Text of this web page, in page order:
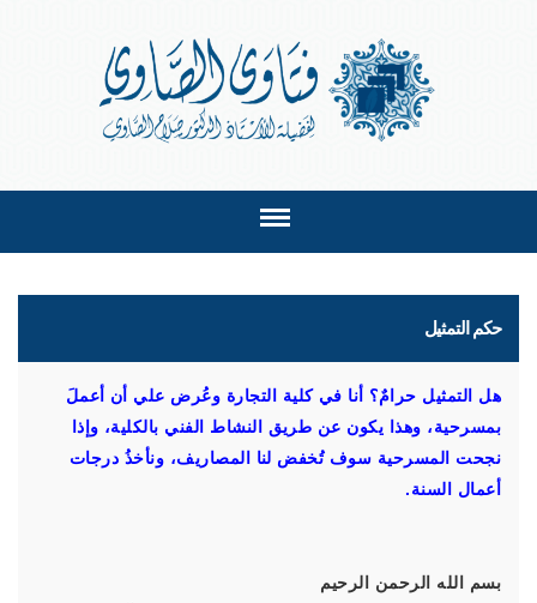
حكم التمثيل
هل التمثيل حرامٌ؟ أنا في كلية التجارة وعُرض علي أن أعملَ
بمسرحية، وهذا يكون عن طريق النشاط الفني بالكلية، وإذا
نجحت المسرحية سوف تُخفض لنا المصاريف، ونأخذُ درجات
أعمال السنة.
بسم الله الرحمن الرحيم